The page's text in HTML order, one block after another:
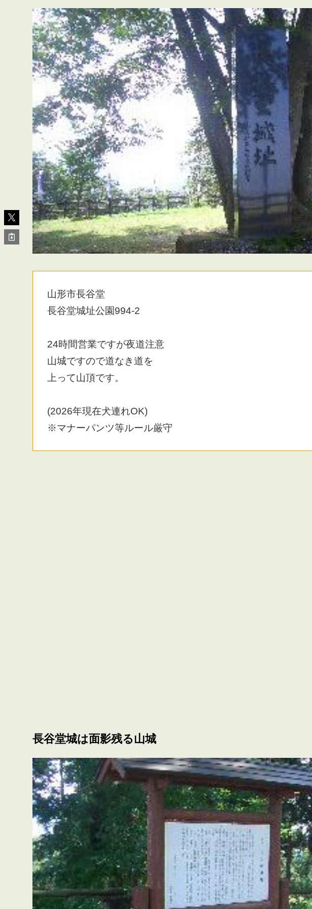
山形市長谷堂
長谷堂城址公園994-2
24時間営業ですが夜道注意
山城ですので道なき道を
上って山頂です。
(2026年現在犬連れOK)
※マナーパンツ等ルール厳守
長谷堂城は面影残る山城